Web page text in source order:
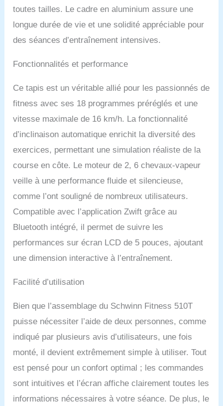
actif au quotidien.
Système SoftDrop et
roulettes de transport
pour les appartements ou
MOTIVATION ET
CONFORT: Ventilateur
intégré, haut-parleurs
intégrés, support tablette
et porte-bouteilles pour
agréables.
toutes tailles. Le cadre en aluminium assure une
longue durée de vie et une solidité appréciable pour
des séances d’entraînement intensives.
Fonctionnalités et performance
Ce tapis est un véritable allié pour les passionnés de
fitness avec ses 18 programmes préréglés et une
vitesse maximale de 16 km/h. La fonctionnalité
d’inclinaison automatique enrichit la diversité des
exercices, permettant une simulation réaliste de la
course en côte. Le moteur de 2, 6 chevaux-vapeur
veille à une performance fluide et silencieuse,
comme l’ont souligné de nombreux utilisateurs.
Compatible avec l’application Zwift grâce au
Bluetooth intégré, il permet de suivre les
performances sur écran LCD de 5 pouces, ajoutant
une dimension interactive à l’entraînement.
Facilité d’utilisation
Bien que l’assemblage du Schwinn Fitness 510T
puisse nécessiter l’aide de deux personnes, comme
indiqué par plusieurs avis d’utilisateurs, une fois
monté, il devient extrêmement simple à utiliser. Tout
est pensé pour un confort optimal ; les commandes
sont intuitives et l’écran affiche clairement toutes les
informations nécessaires à votre séance. De plus, le